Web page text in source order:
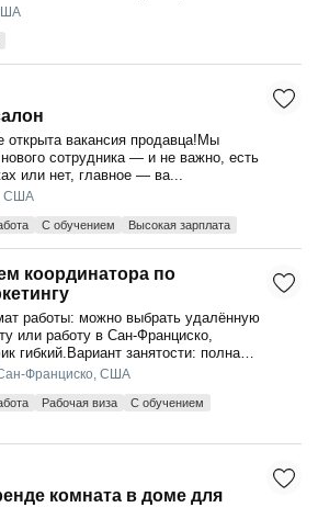
открыта вакансия продавца!Мы
сотрудника — и не важно, есть
или нет, главное — ва...
США
С обучением Высокая зарплата
координатора по
работы: можно выбрать удалённую
или работу в Сан-Франциско,
гибкий.Вариант занятости: полная
от 23 до
Франциско, США
Рабочая виза
С обучением
комната в доме для